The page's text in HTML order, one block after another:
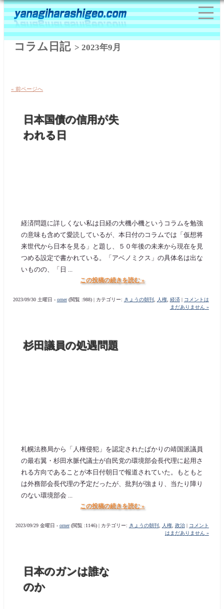
コラム日記> 2023年9月
« 前ページへ
日本国債の信用が失
われる日
経済問題に詳しくない私は日経の大機小機というコラムを勉強
の意味も含めて愛読しているが、本日付のコラムでは「仮想将
来世代から日本を見る」と題し、５０年後の未来から現在を見
つめる設定で書かれている。「アベノミクス」の具体名は出な
いものの、「日 ...
この投稿の続きを読む »
2023/09/30 土曜日 - orner(閲覧 :988) | カテゴリー: きょうの朝刊 , 人権, 経済|
コメントは
まだありません »
杉田議員の処遇問題
札幌法務局から「人権侵犯」を認定されたばかりの靖国派議員
の最右翼・杉田水脈代議士が自民党の環境部会長代理に起用さ
れる方向であることが本日付朝日で報道されていた。もともと
は外務部会長代理の予定だったが、批判が強まり、当たり障り
のない環境部会 ...
この投稿の続きを読む »
2023/09/29 金曜日 - orner(閲覧 :1146) | カテゴリー: きょうの朝刊 , 人権, 政治|
コメント
はまだありません »
日本のガンは誰な
のか